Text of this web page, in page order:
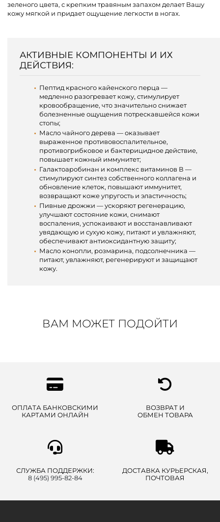
зеленого цвета, с крепким травяным запахом делает Вашу
кожу мягкой и придает ощущение легкости в ногах.
АКТИВНЫЕ КОМПОНЕНТЫ И ИХ
ДЕЙСТВИЯ:
Пептид красного кайенского перца —
медленно разогревает кожу, стимулирует
кровообращение, что значительно снижает
болезненные ощущения потрескавшейся кожи
стопы;
Масло чайного дерева — оказывает
выраженное противовоспалительное,
противогрибковое и бактерицидное действие,
повышает кожный иммунитет;
Галактоаробинан и комплекс витаминов В —
стимулируют синтез собственного коллагена и
обновление клеток, повышают иммунитет,
возвращают коже упругость и эластичность;
Пивные дрожжи — ускоряют регенерацию,
улучшают состояние кожи, снимают
воспаления, успокаивают и восстанавливают
увядающую и сухую кожу, питают и увлажняют,
обеспечивают антиоксидантную защиту;
Масло конопли, розмарина, подсолнечника —
питают, увлажняют, регенерируют и защищают
кожу.
ВАМ МОЖЕТ ПОДОЙТИ
ОПЛАТА БАНКОВСКИМИ
КАРТАМИ ОНЛАЙН
ВОЗВРАТ И
ОБМЕН ТОВАРА
СЛУЖБА ПОДДЕРЖКИ:
8 (495) 995-82-84
ДОСТАВКА КУРЬЕРСКАЯ,
ПОЧТОВАЯ